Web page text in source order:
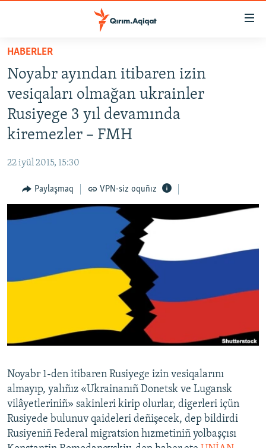
Esas
qaytmaq
Baş
navigatsiyağa
qaytmaq
Qıdıruvğa
HABERLER
SİYASET
İQTİSADİYAT
CEMİYET
İNSAN AQLARI
VİDEO
SÜRET
QOŞULIÑIZ!
RFE/RS bütün saytları
HABERLER
Noyabr ayından itibaren izin
vesiqaları olmağan ukrainler
Rusiyege 3 yıl devamında
kiremezler – FMH
22 iyül 2015, 15:30
Paylaşmaq VPN-siz oquñız
Noyabr 1-den itibaren Rusiyege izin vesiqalarını
almayıp, yalıñız «Ukrainanıñ Donetsk ve Lugansk
vilâyetleriniñ» sakinleri kirip olurlar, digerleri içün
Rusiyede bulunuv qaideleri deñişecek, dep bildirdi
Rusiyeniñ Federal migratsion hızmetiniñ yolbaşçısı